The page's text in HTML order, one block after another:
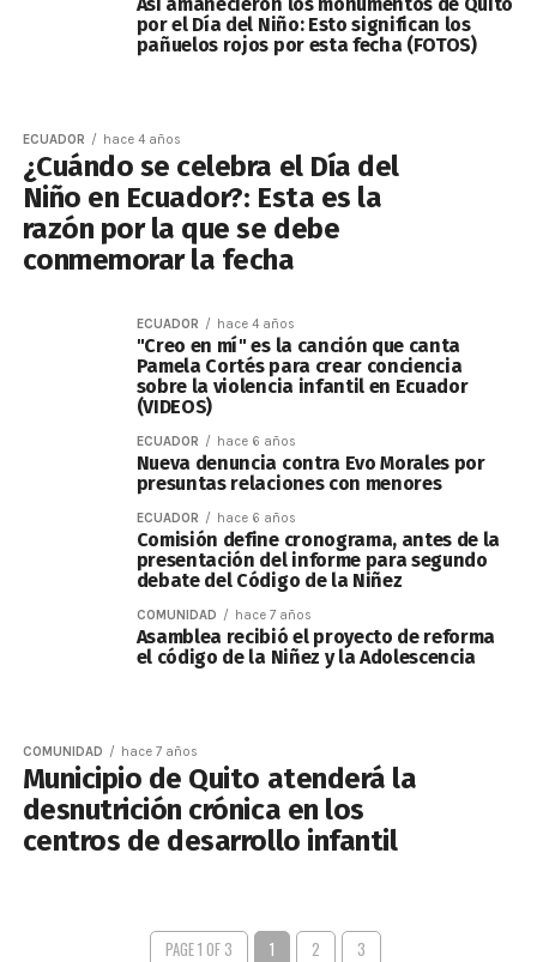
por el Día del Niño: Esto significan los
pañuelos rojos por esta fecha (FOTOS)
ECUADOR hace 4 años
¿Cuándo se celebra el Día del
Niño en Ecuador?: Esta es la
razón por la que se debe
conmemorar la fecha
ECUADOR hace 4 años
"Creo en mí" es la canción que canta
Pamela Cortés para crear conciencia
sobre la violencia infantil en Ecuador
(VIDEOS)
ECUADOR hace 6 años
Nueva denuncia contra Evo Morales por
presuntas relaciones con menores
ECUADOR hace 6 años
Comisión define cronograma, antes de la
presentación del informe para segundo
debate del Código de la Niñez
COMUNIDAD hace 7 años
Asamblea recibió el proyecto de reforma
el código de la Niñez y la Adolescencia
COMUNIDAD hace 7 años
Municipio de Quito atenderá la
desnutrición crónica en los
centros de desarrollo infantil
PAGE 1 OF 3 1 2 3